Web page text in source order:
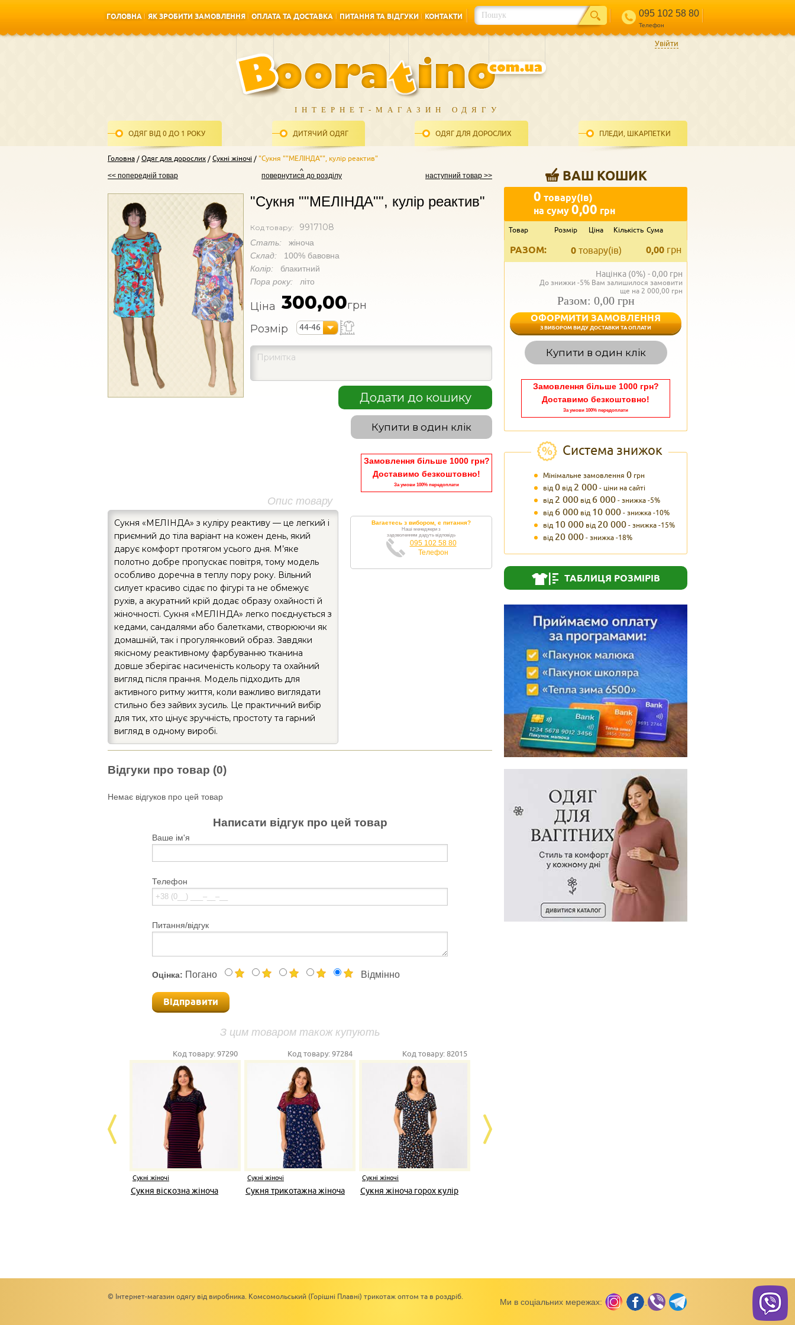
ГОЛОВНА
ЯК ЗРОБИТИ ЗАМОВЛЕННЯ
ОПЛАТА ТА ДОСТАВКА
ПИТАННЯ ТА ВІДГУКИ
КОНТАКТИ
095 102 58 80
Телефон
ІНТЕРНЕТ-МАГАЗИН ОДЯГУ
ОДЯГ ВІД 0 ДО 1 РОКУ ДИТЯЧИЙ ОДЯГ ОДЯГ ДЛЯ ДОРОСЛИХ ПЛЕДИ, ШКАРПЕТКИ
Увійти
Головна Одяг для дорослих Сукні жіночі "Сукня ""МЕЛІНДА"", кулір реактив"
ВАШ КОШИК
0 товару(ів)
на суму0,00 грн
Товар Розмір Ціна Кількість Сума
РАЗОМ: 0,00 грн
0 товару(ів)
Націнка (0%) -0,00 грн
До знижки -5% Вам залишилося замовити
ще на 2 000,00 грн
Разом: 0,00 грн
ОФОРМИТИ ЗАМОВЛЕННЯ
З ВИБОРОМ ВИДУ ДОСТАВКИ ТА ОПЛАТИ
Купити в один клік
Замовлення більше 1000 грн?
Доставимо безкоштовно!
За умови 100% передоплати
Система знижок
Мінімальне замовлення 0 грн
від0 від 2 000- ціни на сайті
від 2 000 від 6 000- знижка -5%
від 6 000 від 10 000- знижка -10%
від 10 000 від 20 000- знижка -15%
від 20 000- знижка -18%
ТАБЛИЦЯ РОЗМІРІВ
<< попередній товар наступний товар >>
повернутися до розділу
"Сукня ""МЕЛІНДА"", кулір реактив"
Код товару: 9917108
Стать: жіноча
Склад: 100% бавовна
Колір: блакитний
Пора року: літо
Ціна 300,00грн
Розмір
44-46
Додати до кошику
Купити в один клік
Замовлення більше 1000 грн?
Доставимо безкоштовно!
За умови 100% передоплати
Опис товару
Сукня «МЕЛІНДА» з куліру реактиву — це легкий і
приємний до тіла варіант на кожен день, який
дарує комфорт протягом усього дня. М’яке
полотно добре пропускає повітря, тому модель
особливо доречна в теплу пору року. Вільний
силует красиво сідає по фігурі та не обмежує
рухів, а акуратний крій додає образу охайності й
жіночності. Сукня «МЕЛІНДА» легко поєднується з
кедами, сандалями або балетками, створюючи як
домашній, так і прогулянковий образ. Завдяки
якісному реактивному фарбуванню тканина
довше зберігає насиченість кольору та охайний
вигляд після прання. Модель підходить для
активного ритму життя, коли важливо виглядати
стильно без зайвих зусиль. Це практичний вибір
для тих, хто цінує зручність, простоту та гарний
вигляд в одному виробі.
Вагаєтесь з вибором, є питання?
Наші менеджери з
задоволенням дадуть відповідь
095 102 58 80
Телефон
Відгуки про товар (0)
Немає відгуков про цей товар
Написати відгук про цей товар
Ваше ім'я
Телефон
Питання/відгук
Оцінка: Погано Відмінно
Відправити
З цим товаром також купують
Код товару:97290
Сукні жіночі
Сукня віскозна жіноча
Код товару:97284
Сукні жіночі
Сукня трикотажна жіноча
Код товару:82015
Сукні жіночі
Сукня жіноча горох кулір
Ми в соціальних мережах:
© Інтернет-магазин одягу від виробника. Комсомольський (Горішні Плавні) трикотаж оптом та в роздріб.